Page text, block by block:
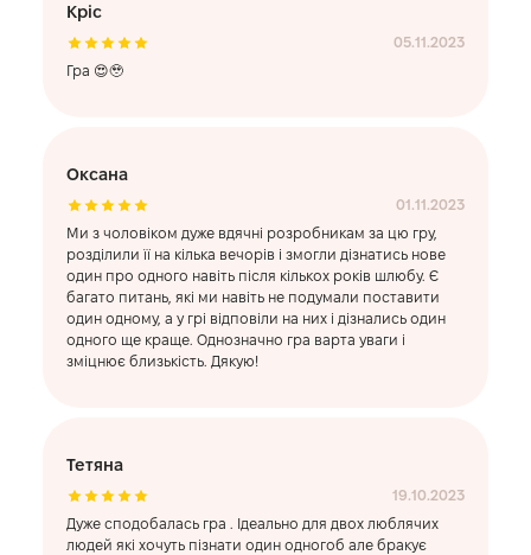
Кріс
05.11.2023
Гра 😍🥹
Оксана
01.11.2023
Ми з чоловіком дуже вдячні розробникам за цю гру,
розділили її на кілька вечорів і змогли дізнатись нове
один про одного навіть після кількох років шлюбу. Є
багато питань, які ми навіть не подумали поставити
один одному, а у грі відповіли на них і дізнались один
одного ще краще. Однозначно гра варта уваги і
зміцнює близькість. Дякую!
Тетяна
19.10.2023
Дуже сподобалась гра . Ідеально для двох люблячих
людей які хочуть пізнати один одногоб але бракує